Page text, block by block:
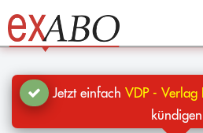
Jetzt kündigen
Blog
Jetzt einfach VDP - Verlag
kündigen